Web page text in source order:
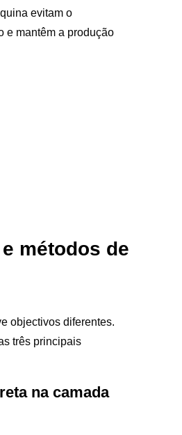
evitam o
e mantêm a produção
métodos de
objectivos diferentes.
três principais
na camada